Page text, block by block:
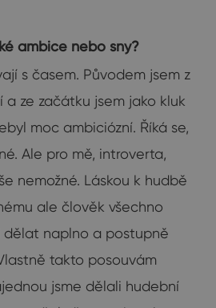
ambice nebo sny?
s časem. Původem jsem z
a ze začátku jsem jako kluk
moc ambiciózní. Říká se,
Ale pro mě, introverta,
nemožné. Láskou k hudbě
ale člověk všechno
dělat naplno a postupně
takto posouvám
jsme dělali hudební